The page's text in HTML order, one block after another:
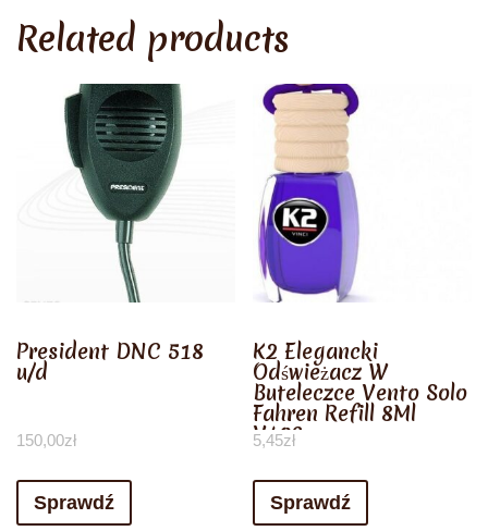
Related products
President DNC 518
u/d
150,00zł
Sprawdź
K2 Elegancki
Odświeżacz W
Buteleczce Vento Solo
Fahren Refill 8Ml
V406
5,45zł
Sprawdź